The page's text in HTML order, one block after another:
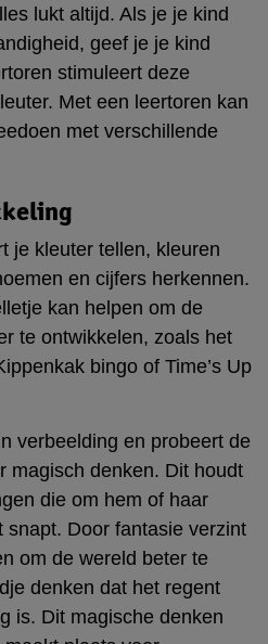
lukt altijd. Als je je kind
geef je je kind
stimuleert deze
Met een leertoren kan
met verschillende
je kleuter tellen, kleuren
en cijfers herkennen.
kan helpen om de
te ontwikkelen, zoals het
bingo of Time’s Up
verbeelding en probeert de
magisch denken. Dit houdt
die om hem of haar
snapt. Door fantasie verzint
om de wereld beter te
denken dat het regent
is. Dit magische denken